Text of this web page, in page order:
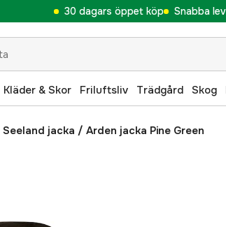
30 dagars öppet köp Snabba
Kläder & Skor Friluftsliv Trädgård Skog
Seeland jacka / Arden jacka Pine Green